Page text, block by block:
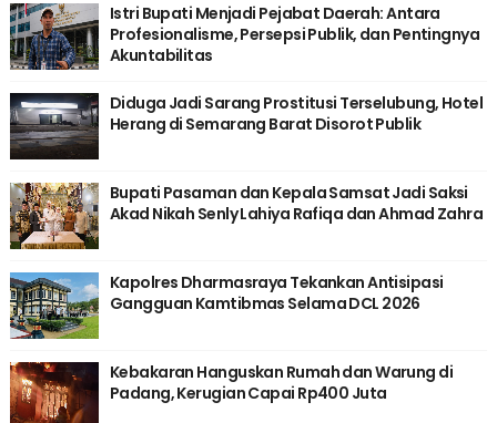
Istri Bupati Menjadi Pejabat Daerah: Antara
Profesionalisme, Persepsi Publik, dan Pentingnya
Akuntabilitas
Diduga Jadi Sarang Prostitusi Terselubung, Hotel
Herang di Semarang Barat Disorot Publik
Bupati Pasaman dan Kepala Samsat Jadi Saksi
Akad Nikah Senly Lahiya Rafiqa dan Ahmad Zahra
Kapolres Dharmasraya Tekankan Antisipasi
Gangguan Kamtibmas Selama DCL 2026
Kebakaran Hanguskan Rumah dan Warung di
Padang, Kerugian Capai Rp400 Juta